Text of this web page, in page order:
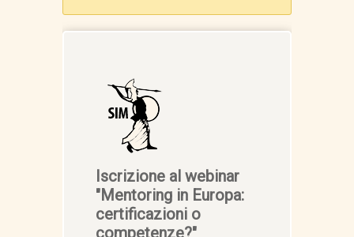
Iscrizione al webinar
"Mentoring in Europa:
certificazioni o
competenze?"